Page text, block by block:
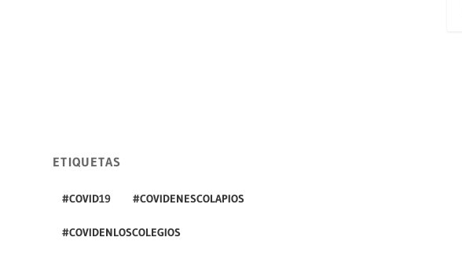
ETIQUETAS
#COVID19 #COVIDENESCOLAPIOS
#COVIDENLOSCOLEGIOS